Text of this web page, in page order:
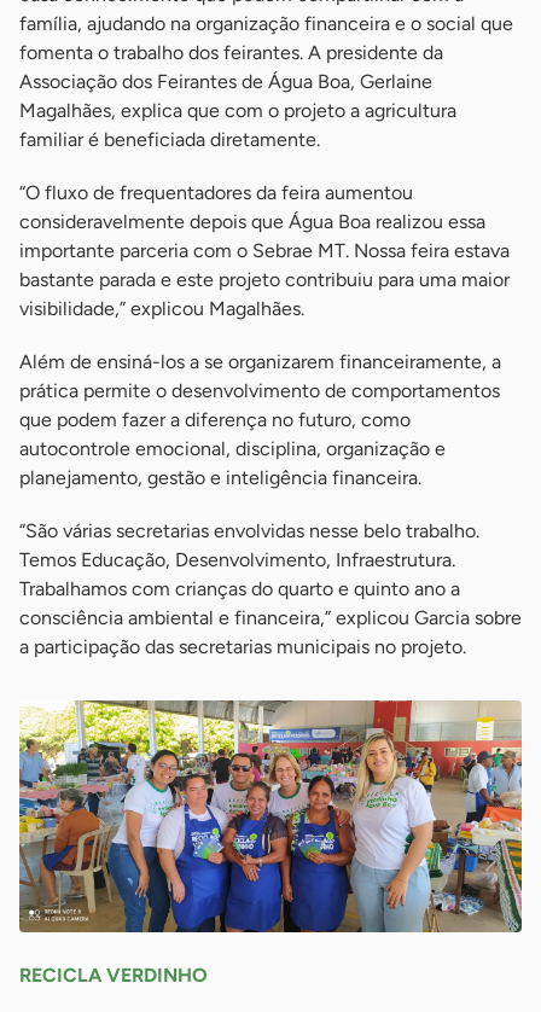
família, ajudando na organização financeira e o social que
fomenta o trabalho dos feirantes. A presidente da
Associação dos Feirantes de Água Boa, Gerlaine
Magalhães, explica que com o projeto a agricultura
familiar é beneficiada diretamente.
“O fluxo de frequentadores da feira aumentou
consideravelmente depois que Água Boa realizou essa
importante parceria com o Sebrae MT. Nossa feira estava
bastante parada e este projeto contribuiu para uma maior
visibilidade,” explicou Magalhães.
Além de ensiná-los a se organizarem financeiramente, a
prática permite o desenvolvimento de comportamentos
que podem fazer a diferença no futuro, como
autocontrole emocional, disciplina, organização e
planejamento, gestão e inteligência financeira.
“São várias secretarias envolvidas nesse belo trabalho.
Temos Educação, Desenvolvimento, Infraestrutura.
Trabalhamos com crianças do quarto e quinto ano a
consciência ambiental e financeira,” explicou Garcia sobre
a participação das secretarias municipais no projeto.
RECICLA VERDINHO